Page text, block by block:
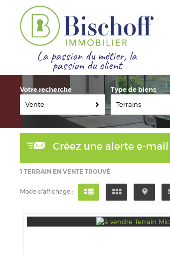
La passion du métier, la
passion du client
Votre recherche
Vente
Type de biens
Terrains
Créez une alerte e-mail
1 TERRAIN EN VENTE TROUVÉ
Mode d’affichage :